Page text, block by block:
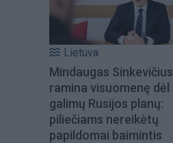
Lietuva
Mindaugas Sinkevičius
ramina visuomenę dėl
galimų Rusijos planų:
piliečiams nereikėtų
papildomai baimintis